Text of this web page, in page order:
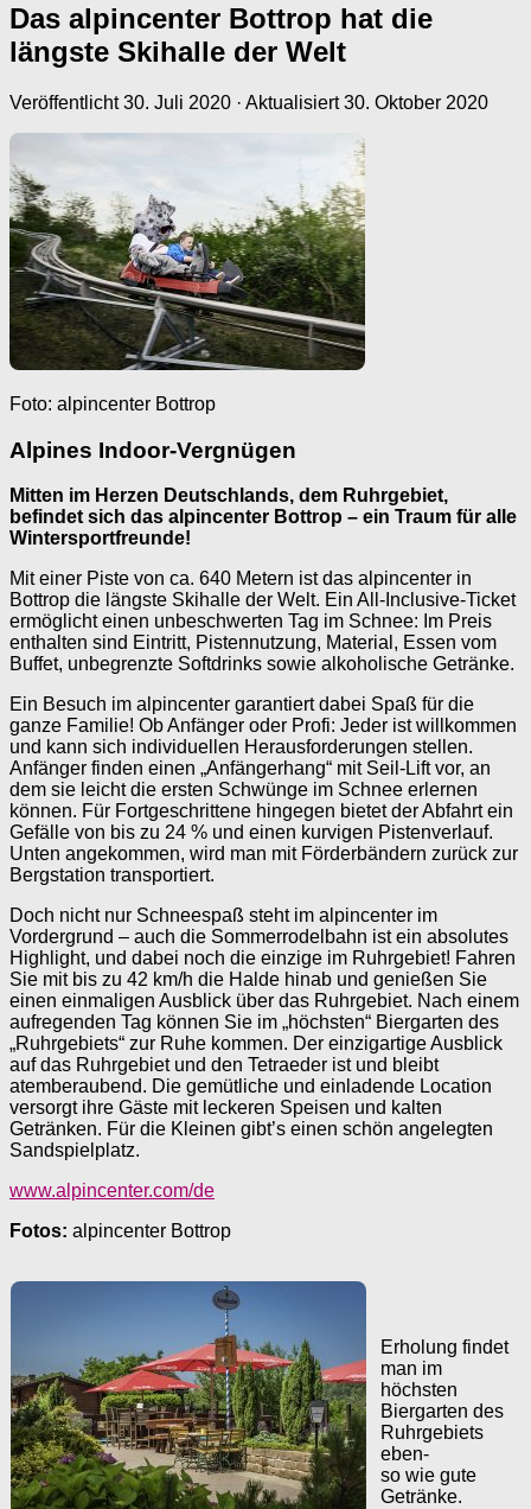
Das alpincenter Bottrop hat die
längste Skihalle der Welt
Veröffentlicht30. Juli 2020 · Aktualisiert30. Oktober 2020
Foto: alpincenter Bottrop
Alpines Indoor-Vergnügen
Mitten im Herzen Deutschlands, dem Ruhrgebiet,
befindet sich das alpincenter Bottrop – ein Traum für alle
Wintersportfreunde!
Mit einer Piste von ca. 640 Metern ist das alpincenter in
Bottrop die längste Skihalle der Welt. Ein All-Inclusive-Ticket
ermöglicht einen unbeschwerten Tag im Schnee: Im Preis
enthalten sind Eintritt, Pistennutzung, Material, Essen vom
Buffet, unbegrenzte Softdrinks sowie alkoholische Getränke.
Ein Besuch im alpincenter garantiert dabei Spaß für die
ganze Familie! Ob Anfänger oder Profi: Jeder ist willkommen
und kann sich individuellen Herausforderungen stellen.
Anfänger finden einen „Anfängerhang“ mit Seil-Lift vor, an
dem sie leicht die ersten Schwünge im Schnee erlernen
können. Für Fortgeschrittene hingegen bietet der Abfahrt ein
Gefälle von bis zu 24 % und einen kurvigen Pistenverlauf.
Unten angekommen, wird man mit Förderbändern zurück zur
Bergstation transportiert.
Doch nicht nur Schneespaß steht im alpincenter im
Vordergrund – auch die Sommerrodelbahn ist ein absolutes
Highlight, und dabei noch die einzige im Ruhrgebiet! Fahren
Sie mit bis zu 42 km/h die Halde hinab und genießen Sie
einen einmaligen Ausblick über das Ruhrgebiet. Nach einem
aufregenden Tag können Sie im „höchsten“ Biergarten des
„Ruhrgebiets“ zur Ruhe kommen. Der einzigartige Ausblick
auf das Ruhrgebiet und den Tetraeder ist und bleibt
atemberaubend. Die gemütliche und einladende Location
versorgt ihre Gäste mit leckeren Speisen und kalten
Getränken. Für die Kleinen gibt’s einen schön angelegten
Sandspielplatz.
www.alpincenter.com/de
Fotos: alpincenter Bottrop
Erholung findet
man im
höchsten
Biergarten des
Ruhrgebiets
eben-
so wie gute
Getränke.